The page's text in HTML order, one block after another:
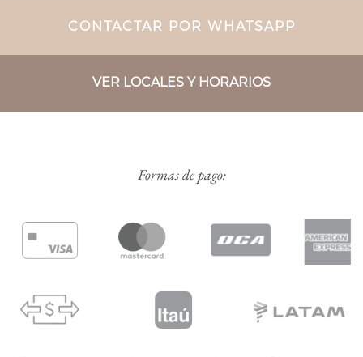
CONTACTAR POR WHATSAPP
VER LOCALES Y HORARIOS
Formas de pago: